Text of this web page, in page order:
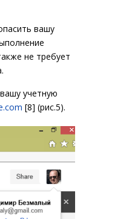
вашу
не требует
учетную
[8] (рис.5).